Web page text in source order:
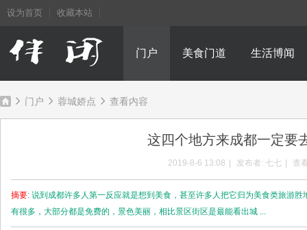
设为首页 收藏本站
门户 美食门道 生活博闻
门户 蓉城娇点 查看内容
这四个地方来成都一定要
2019-8-6 13:08 发布者: 七七 查
摘要: 说到成都许多人第一反应就是想到美食，甚至许多人把它归为美食类旅游
有很多，大部分都是免费的，景色美丽，相比景区街区是最能看出城 ...